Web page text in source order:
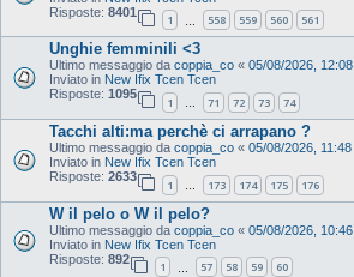
Risposte: 8401
1 558 559 560 561
Unghie femminili <3
Ultimo messaggio da coppia_co « 05/08/2026, 12:08
Inviato in New Ifix Tcen Tcen
Risposte: 1095
1 … 71 72 73 74
Tacchi alti:ma perchè ci arrapano ?
Ultimo messaggio da coppia_co « 05/08/2026, 11:48
Inviato in New Ifix Tcen Tcen
Risposte: 2633
1 … 173 174 175 176
W il pelo o W il pelo?
Ultimo messaggio da coppia_co « 05/08/2026, 10:46
Inviato in New Ifix Tcen Tcen
Risposte: 892
1 57 58 59 60